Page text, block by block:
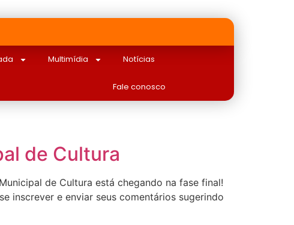
Multimídia Notícias
Fale conosco
de Cultura
de Cultura está chegando na fase final!
inscrever e enviar seus comentários sugerindo